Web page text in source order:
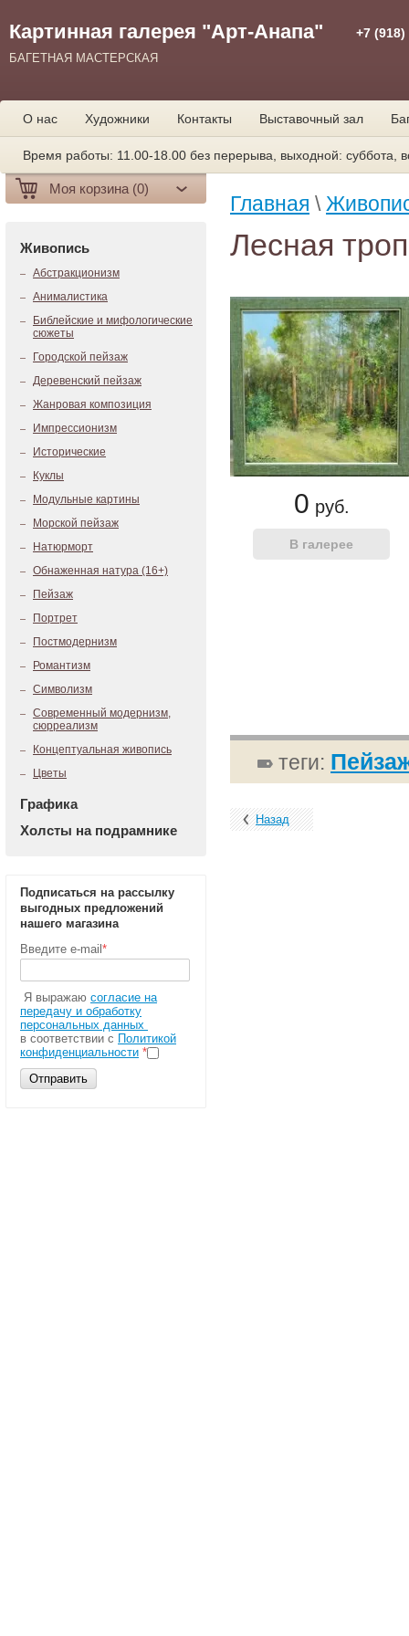
Картинная галерея "Арт-Анапа"
БАГЕТНАЯ МАСТЕРСКАЯ
+7 (918)
О нас Художники Контакты Выставочный зал
Время работы: 11.00-18.00 без перерыва, выходной: суббота,
Моя корзина (0)
Живопись
Абстракционизм
Анималистика
Библейские и мифологические
сюжеты
Городской пейзаж
Деревенский пейзаж
Жанровая композиция
Импрессионизм
Исторические
Куклы
Модульные картины
Морской пейзаж
Натюрморт
Обнаженная натура (16+)
Пейзаж
Портрет
Постмодернизм
Романтизм
Символизм
Современный модернизм,
сюрреализм
Концептуальная живопись
Цветы
Графика
Холсты на подрамнике
Подписаться на рассылку
выгодных предложений
нашего магазина
Введите e-mail *
Я выражаю согласие на
передачу и обработку
персональных данных
в соответствии с Политикой
конфиденциальности *
Отправить
Главная \
Лесная
0 руб.
теги:
Назад